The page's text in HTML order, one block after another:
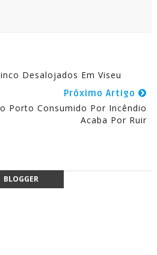
Desalojados Em Viseu
Próximo Artigo
Porto Consumido Por Incêndio
Acaba Por Ruir
BLOGGER